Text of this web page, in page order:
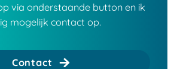
via onderstaande button en ik
mogelijk contact op.
Contact